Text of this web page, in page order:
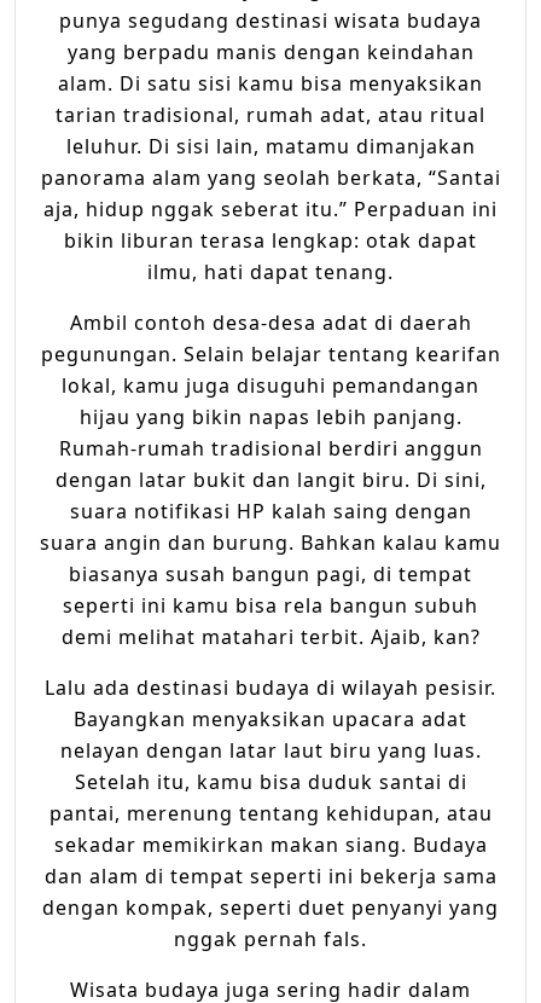
punya segudang destinasi wisata budaya
yang berpadu manis dengan keindahan
alam. Di satu sisi kamu bisa menyaksikan
tarian tradisional, rumah adat, atau ritual
leluhur. Di sisi lain, matamu dimanjakan
panorama alam yang seolah berkata, “Santai
aja, hidup nggak seberat itu.” Perpaduan ini
bikin liburan terasa lengkap: otak dapat
ilmu, hati dapat tenang.
Ambil contoh desa-desa adat di daerah
pegunungan. Selain belajar tentang kearifan
lokal, kamu juga disuguhi pemandangan
hijau yang bikin napas lebih panjang.
Rumah-rumah tradisional berdiri anggun
dengan latar bukit dan langit biru. Di sini,
suara notifikasi HP kalah saing dengan
suara angin dan burung. Bahkan kalau kamu
biasanya susah bangun pagi, di tempat
seperti ini kamu bisa rela bangun subuh
demi melihat matahari terbit. Ajaib, kan?
Lalu ada destinasi budaya di wilayah pesisir.
Bayangkan menyaksikan upacara adat
nelayan dengan latar laut biru yang luas.
Setelah itu, kamu bisa duduk santai di
pantai, merenung tentang kehidupan, atau
sekadar memikirkan makan siang. Budaya
dan alam di tempat seperti ini bekerja sama
dengan kompak, seperti duet penyanyi yang
nggak pernah fals.
Wisata budaya juga sering hadir dalam